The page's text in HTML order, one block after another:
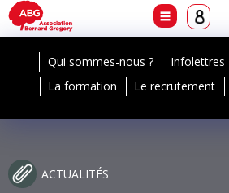
Qui sommes-nous ? Infolettres
La formation
Le recrutement
ACTUALITÉS